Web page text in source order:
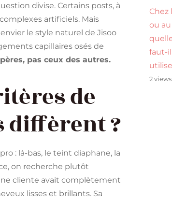
divise. Certains posts, à
artificiels. Mais
le style naturel de Jisoo
capillaires osés de
pas ceux des autres.
de
diffèrent ?
: là-bas, le teint diaphane, la
on recherche plutôt
cliente avait complètement
lisses et brillants. Sa
Chez
ou
faut-
2 views